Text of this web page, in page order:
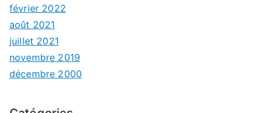
février 2022
août 2021
juillet 2021
novembre 2019
décembre 2000